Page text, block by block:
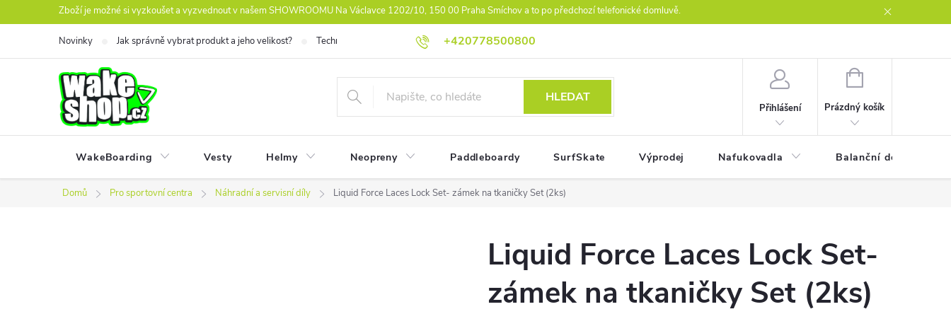
na
Zboží je možné si vyzkoušet a vyzvednout v našem SHOWROOMU Na Václavce 1202/10, 150 00 Praha Smíchov a to po předchozí telefonické domluvě.
+420778500800
Novinky Jak správně vybrat produkt a jeho velikost? Technologie Athlet Driven Inovation Práva z vad reklamace
HLEDAT
Přihlášení
NÁKUPNÍ
Prázdný košík
WakeBoarding Vesty Helmy Neopreny Paddleboardy SurfSkate Výprodej Nafukovadla Balanční desky
Domů Pro sportovní centra Náhradní a servisní díly Liquid Force Laces Lock Set- zámek na tkaničky Set (2ks)
Liquid Force Laces Lock Set-
zámek na tkaničky Set (2ks)